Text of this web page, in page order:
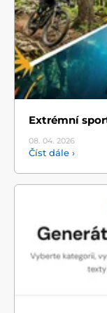
Extrémní
08. 04. 2026
Číst dále ›